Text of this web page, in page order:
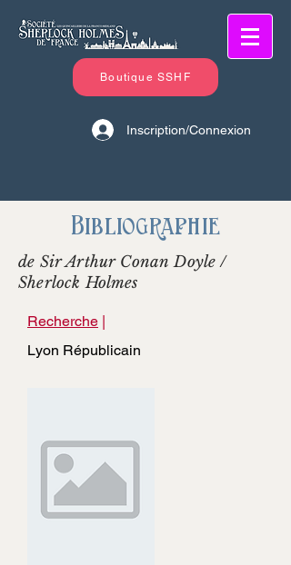
Boutique SSHF
Inscription/Connexion
Bibliographie
de Sir Arthur Conan Doyle /
Sherlock Holmes
Recherche |
Lyon Républicain